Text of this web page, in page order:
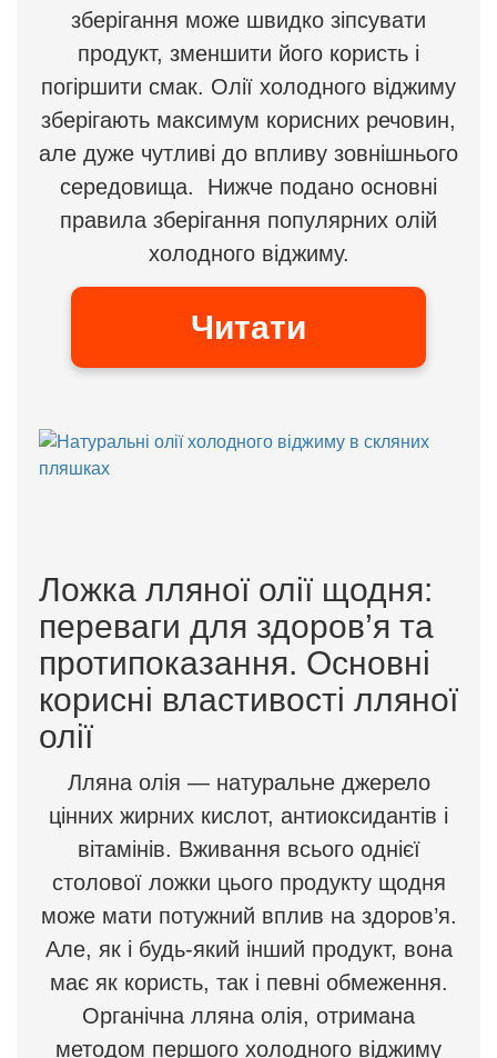
зберігання може швидко зіпсувати
продукт, зменшити його користь і
погіршити смак. Олії холодного віджиму
зберігають максимум корисних речовин,
але дуже чутливі до впливу зовнішнього
середовища. Нижче подано основні
правила зберігання популярних олій
холодного віджиму.
Читати
Ложка лляної олії щодня:
переваги для здоров’я та
протипоказання. Основні
корисні властивості лляної
олії
Лляна олія — натуральне джерело
цінних жирних кислот, антиоксидантів і
вітамінів. Вживання всього однієї
столової ложки цього продукту щодня
може мати потужний вплив на здоров’я.
Але, як і будь-який інший продукт, вона
має як користь, так і певні обмеження.
Органічна лляна олія, отримана
методом першого холодного віджиму